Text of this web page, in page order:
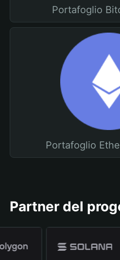
Portafoglio
Portafoglio
Partner del